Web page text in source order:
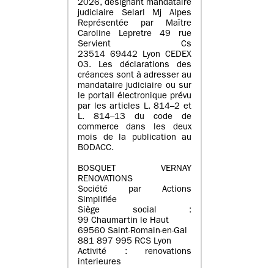
2026, désignant mandataire
judiciaire Selarl Mj Alpes
Représentée par Maître
Caroline Lepretre 49 rue
Servient Cs
23514 69442 Lyon CEDEX
03. Les déclarations des
créances sont à adresser au
mandataire judiciaire ou sur
le portail électronique prévu
par les articles L. 814–2 et
L. 814–13 du code de
commerce dans les deux
mois de la publication au
BODACC.
BOSQUET VERNAY
RENOVATIONS
Société par Actions
Simplifiée
Siège social :
99 Chaumartin le Haut
69560 Saint-Romain-en-Gal
881 897 995 RCS Lyon
Activité : renovations
interieures